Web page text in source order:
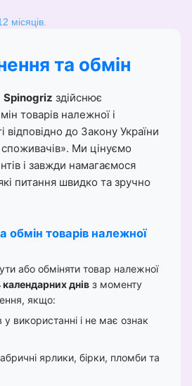
місяців.
та обмін
Spinogriz здійснює
товарів належної і
відповідно до Закону України
Ми цінуємо
і завжди намагаємося
питання швидко та зручно
обмін товарів належної
або обміняти товар належної
календарних днів з моменту
якщо:
використанні і не має ознак
ярлики, бірки, пломби та